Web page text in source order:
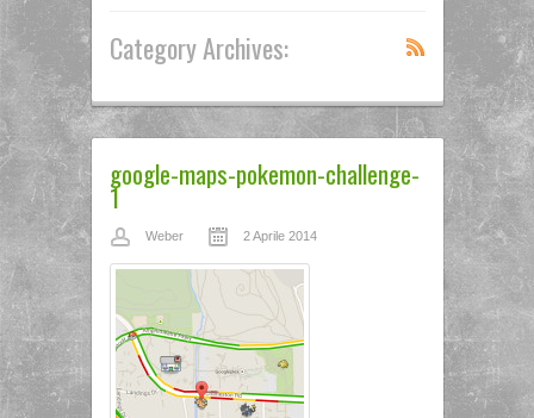
Category Archives:
google-maps-pokemon-challenge-
1
Weber 2 Aprile 2014